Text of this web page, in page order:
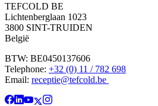
TEFCOLD BE
Lichtenberglaan 1023
3800 SINT-TRUIDEN
België
BTW: BE0450137606
Telephone: +32 (0) 11 / 782 698
Email: receptie@tefcold.be